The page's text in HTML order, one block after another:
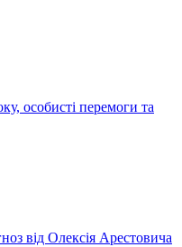
особисті перемоги та
від Олексія Арестовича